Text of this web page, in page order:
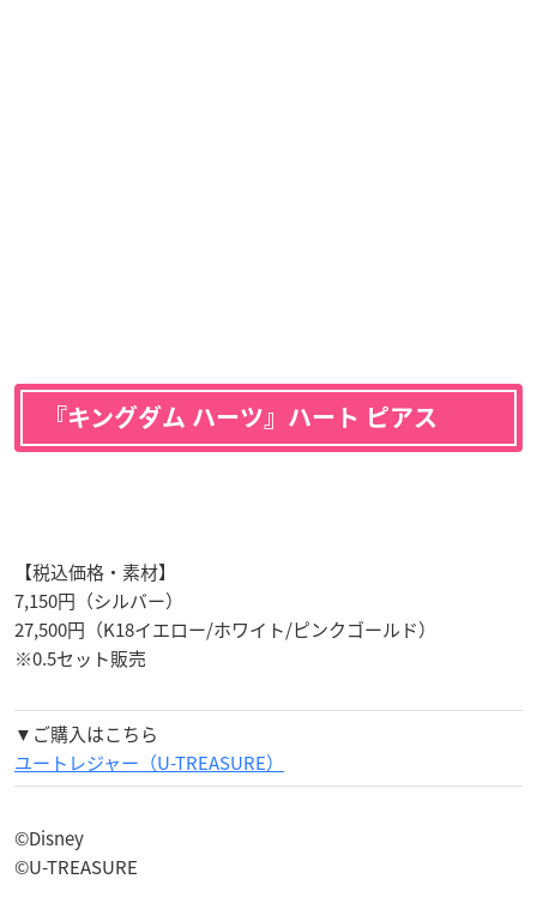
『キングダム ハーツ』ハート ピアス
【税込価格・素材】
7,150円（シルバー）
27,500円（K18イエロー/ホワイト/ピンクゴールド）
※0.5セット販売
▼ご購入はこちら
ユートレジャー（U-TREASURE）
©︎Disney
©︎U-TREASURE